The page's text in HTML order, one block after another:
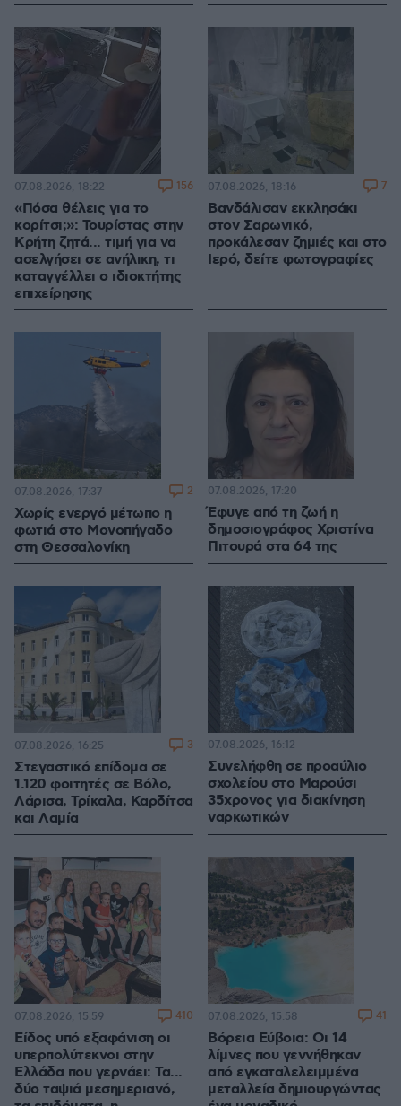
«Πόσα θέλεις για το
κορίτσι;»: Τουρίστας στην
Κρήτη ζητά... τιμή για να
ασελγήσει σε ανήλικη, τι
καταγγέλλει ο ιδιοκτήτης
επιχείρησης
07.08.2026, 18:22 156
Βανδάλισαν εκκλησάκι
στον Σαρωνικό,
προκάλεσαν ζημιές και στο
Ιερό, δείτε φωτογραφίες
07.08.2026, 18:16 7
Χωρίς ενεργό μέτωπο η
φωτιά στο Μονοπήγαδο
στη Θεσσαλονίκη
07.08.2026, 17:37 2
Έφυγε από τη ζωή η
δημοσιογράφος Χριστίνα
Πιτουρά στα 64 της
07.08.2026, 17:20
Στεγαστικό επίδομα σε
1.120 φοιτητές σε Βόλο,
Λάρισα, Τρίκαλα, Καρδίτσα
και Λαμία
07.08.2026, 16:25 3
Συνελήφθη σε προαύλιο
σχολείου στο Μαρούσι
35χρονος για διακίνηση
ναρκωτικών
07.08.2026, 16:12
Είδος υπό εξαφάνιση οι
υπερπολύτεκνοι στην
Ελλάδα που γερνάει: Τα...
δύο ταψιά μεσημεριανό,
07.08.2026, 15:59 410
Βόρεια Εύβοια: Οι 14
λίμνες που γεννήθηκαν
από εγκαταλελειμμένα
μεταλλεία δημιουργώντας
07.08.2026, 15:58 41